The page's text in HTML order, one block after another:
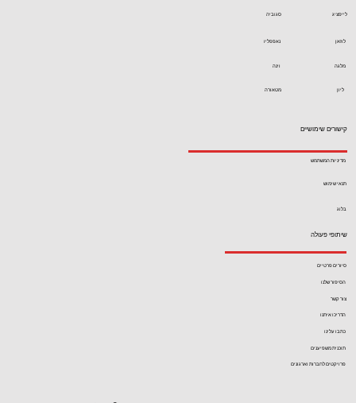
קישורים שימושיים
תנאי שימוש
מדיניות המשתמש
בלוג
שיתופי פעולה
תוכנית משפיענים
הסיפור שלנו
סיורים פרטיים
הדריכו איתנו
פרויקטים לחברות וארגונים
כתבו עלינו
צור קשר
נאפפליו לוזאן
סגוביה
מלגה
לייפציג
מטאורה
וינה
ליון